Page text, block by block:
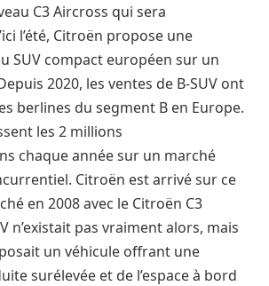
C3 Aircross qui sera
l’été, Citroën propose une
SUV compact européen sur un
2020, les ventes de B-SUV ont
berlines du segment B en Europe.
les 2 millions
chaque année sur un marché
Citroën est arrivé sur ce
en 2008 avec le Citroën C3
n’existait pas vraiment alors, mais
un véhicule offrant une
surélevée et de l’espace à bord